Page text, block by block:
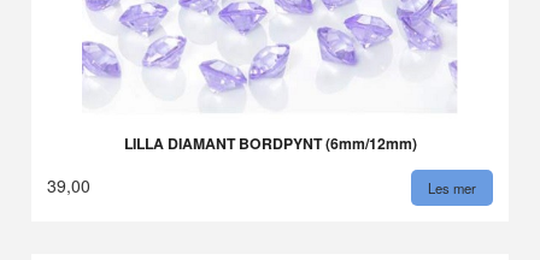
LILLA DIAMANT BORDPYNT (6mm/12mm)
39,00 Les mer